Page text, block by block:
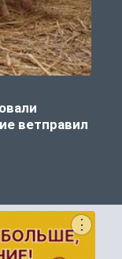
ветправил